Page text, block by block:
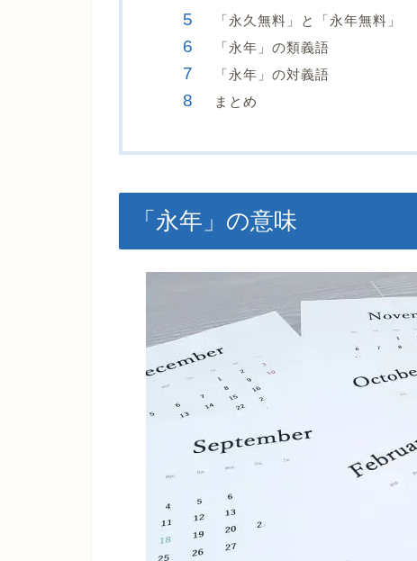
「永久無料」と「永年無料」
「永年」の類義語
「永年」の対義語
まとめ
「永年」の意味